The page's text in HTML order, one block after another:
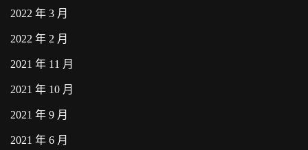
2022 年 3 月
2022 年 2 月
2021 年 11 月
2021 年 10 月
2021 年 9 月
2021 年 6 月